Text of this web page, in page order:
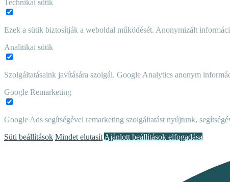
Technikai sütik
Ezek a sütik biztosítják a weboldal működését. Anonymizált
Analitikai sütik
Szolgáltatásaink javítására szolgál. Google Analytics anonym
Google Remarketing
Google Ads segítségével remarketing szolgáltatást nyújtunk,
Süti beállítások Mindet elutasít Ajánlott beállítások elfogadása